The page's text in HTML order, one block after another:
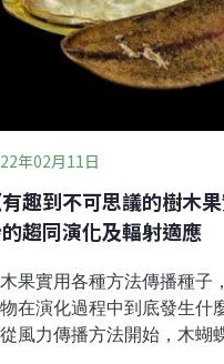
年02月11日
有趣到不可思議的樹木
趨同演化及輻射適應
果實用各種方法傳播種子
在演化過程中到底發生什
風力傳播方法開始，木蝴